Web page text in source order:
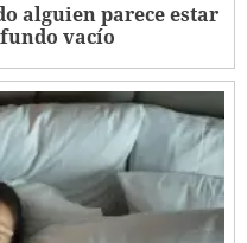
alguien parece estar
vacío